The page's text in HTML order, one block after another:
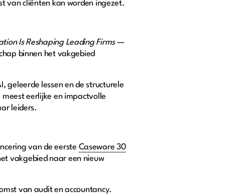
van cliënten kan worden ingezet.
Is Reshaping Leading Firms—
binnen het vakgebied
geleerde lessen en de structurele
eerlijke en impactvolle
leiders.
van de eerste Caseware 30
vakgebied naar een nieuw
van audit en accountancy.